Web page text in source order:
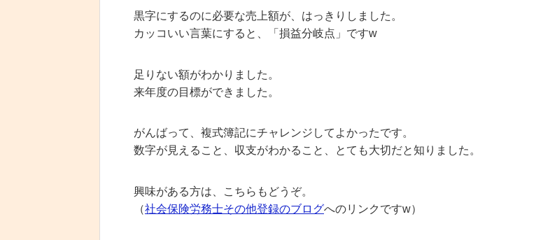
黒字にするのに必要な売上額が、はっきりしました。
カッコいい言葉にすると、「損益分岐点」ですw
足りない額がわかりました。
来年度の目標ができました。
がんばって、複式簿記にチャレンジしてよかったです。
数字が見えること、収支がわかること、とても大切だと知りました。
興味がある方は、こちらもどうぞ。
（社会保険労務士その他登録のブログへのリンクですw）